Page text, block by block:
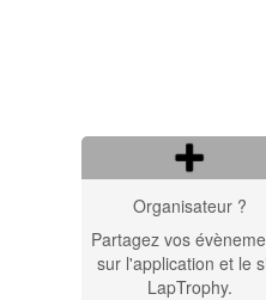
Organisateur ?
Partagez vos
sur l'application et le
LapTrophy.